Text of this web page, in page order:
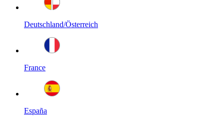
Deutschland/Österreich
France
España